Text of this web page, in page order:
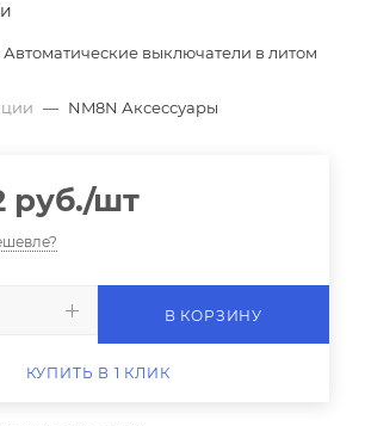
Автоматические выключатели в литом
— NM8N Аксессуары
руб./шт
В КОРЗИНУ
КУПИТЬ В 1 КЛИК